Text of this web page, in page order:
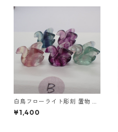
白鳥フローライト彫刻 置物 4
g前後 高さ15mm前後
¥1,400